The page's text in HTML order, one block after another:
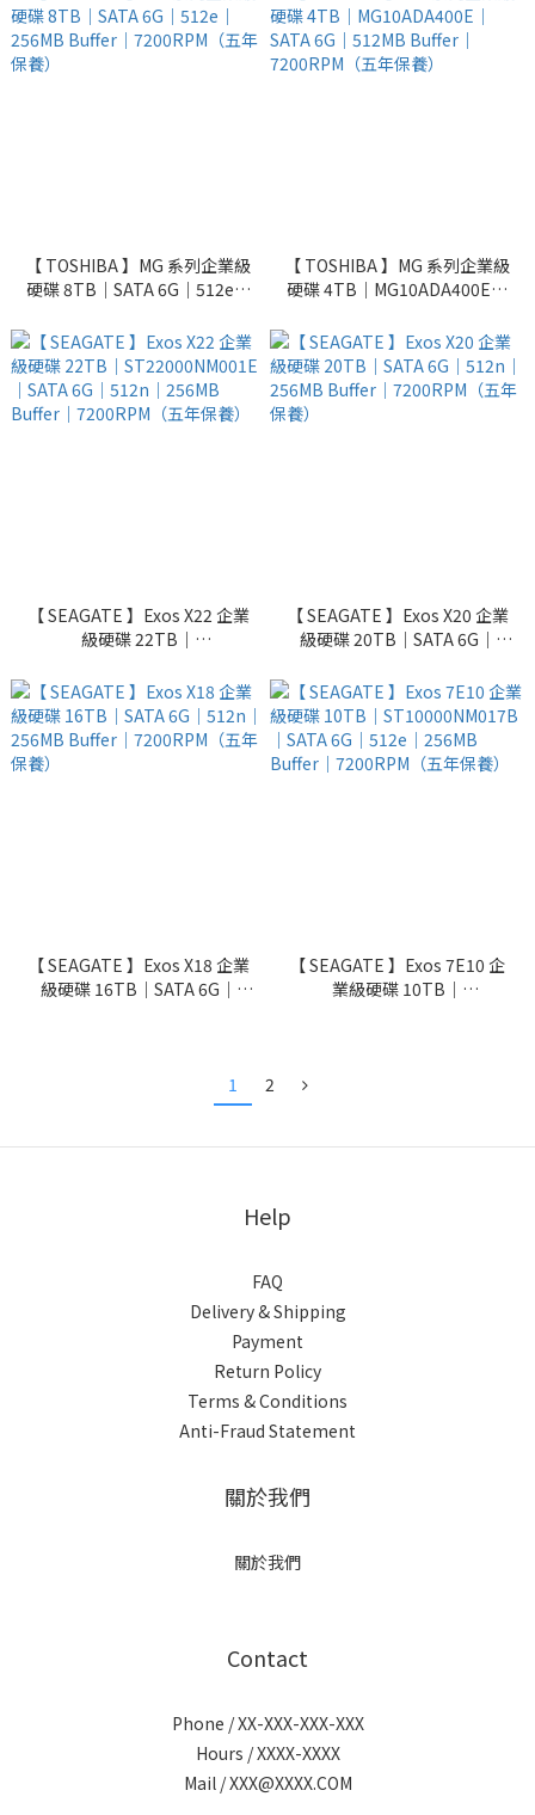
【 TOSHIBA 】MG 系列企業級
硬碟 8TB｜SATA 6G｜512e｜
年保養）
【 TOSHIBA 】MG 系列企業級
硬碟 4TB｜MG10ADA400E｜
7200RPM（五年保養）
【 SEAGATE 】Exos X22 企業
級硬碟 22TB｜
｜512n｜256MB Buffer｜
7200RPM（五年保養）
【 SEAGATE 】Exos X20 企業
級硬碟 20TB｜SATA 6G｜
7200RPM（五年保養）
【 SEAGATE 】Exos X18 企業
級硬碟 16TB｜SATA 6G｜
【 SEAGATE 】Exos 7E10 企
業級硬碟 10TB｜
1
2
Help
FAQ
Delivery & Shipping
Payment
Return Policy
Terms & Conditions
Anti-Fraud Statement
關於我們
關於我們
Contact
Phone / XX-XXX-XXX-XXX
Hours / XXXX-XXXX
Mail / XXX@XXXX.COM